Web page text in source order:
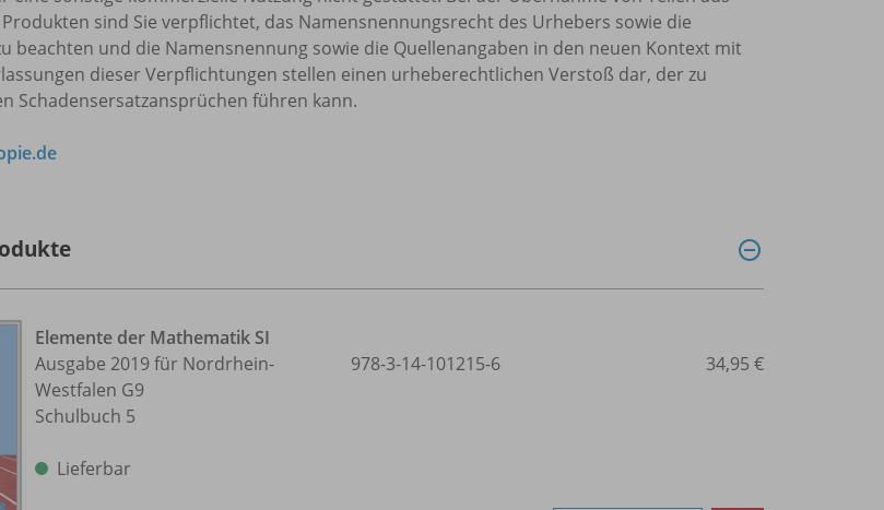
sind Sie verpflichtet, das Namensnennungsrecht des Urhebers sowie die
beachten und die Namensnennung sowie die Quellenangaben in den neuen Kontext mit
dieser Verpflichtungen stellen einen urheberechtlichen Verstoß dar, der zu
Schadensersatzansprüchen führen kann.
Elemente der Mathematik SI
Ausgabe 2019 für Nordrhein-
Westfalen G9
Schulbuch 5
Lieferbar
978-3-14-101215-6 34,95 €